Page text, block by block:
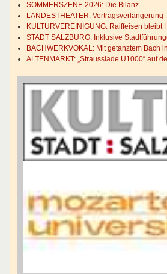
SOMMERSZENE 2026: Die Bilanz
LANDESTHEATER: Vertragsverlängerung
KULTURVEREINIGUNG: Raiffeisen bleibt
STADT SALZBURG: Inklusive
BACHWERKVOKAL: Mit getanztem Bach
ALTENMARKT: „Straussiade Ü1000“ auf